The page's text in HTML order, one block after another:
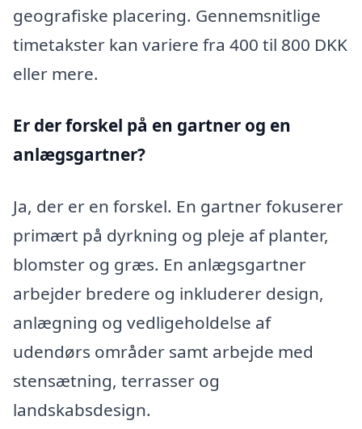
geografiske placering. Gennemsnitlige
timetakster kan variere fra 400 til 800 DKK
eller mere.
Er der forskel på en gartner og en
anlægsgartner?
Ja, der er en forskel. En gartner fokuserer
primært på dyrkning og pleje af planter,
blomster og græs. En anlægsgartner
arbejder bredere og inkluderer design,
anlægning og vedligeholdelse af
udendørs områder samt arbejde med
stensætning, terrasser og
landskabsdesign.